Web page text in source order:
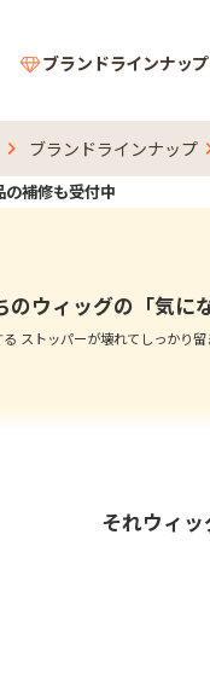
ブランドラインナップ
ブランドラインナップ